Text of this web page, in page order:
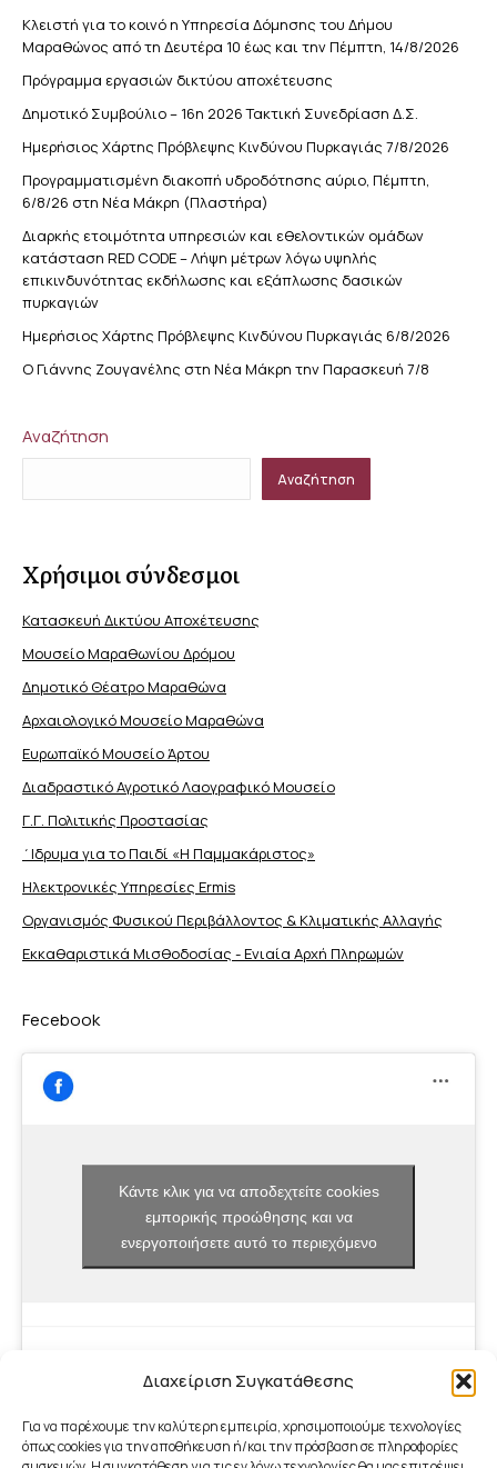
Διαχείριση Συγκατάθεσης
Για να παρέχουμε την καλύτερη εμπειρία, χρησιμοποιούμε τεχνολογίες
όπως cookies για την αποθήκευση ή/και την πρόσβαση σε πληροφορίες
Κλειστή για το κοινό η Υπηρεσία Δόμησης του Δήμου
Μαραθώνος από τη Δευτέρα 10 έως και την Πέμπτη, 14/8/2026
Πρόγραμμα εργασιών δικτύου αποχέτευσης
Δημοτικό Συμβούλιο – 16η 2026 Τακτική Συνεδρίαση Δ.Σ.
Ημερήσιος Χάρτης Πρόβλεψης Κινδύνου Πυρκαγιάς 7/8/2026
Προγραμματισμένη διακοπή υδροδότησης αύριο, Πέμπτη,
6/8/26 στη Νέα Μάκρη (Πλαστήρα)
Διαρκής ετοιμότητα υπηρεσιών και εθελοντικών ομάδων
κατάσταση RED CODE – Λήψη μέτρων λόγω υψηλής
επικινδυνότητας εκδήλωσης και εξάπλωσης δασικών
πυρκαγιών
Ημερήσιος Χάρτης Πρόβλεψης Κινδύνου Πυρκαγιάς 6/8/2026
Ο Γιάννης Ζουγανέλης στη Νέα Μάκρη την Παρασκευή 7/8
Αναζήτηση
Αναζήτηση
Χρήσιμοι σύνδεσμοι
Κατασκευή Δικτύου Αποχέτευσης
Μουσείο Μαραθωνίου Δρόμου
Δημοτικό Θέατρο Μαραθώνα
Αρχαιολογικό Μουσείο Μαραθώνα
Ευρωπαϊκό Μουσείο Άρτου
Διαδραστικό Αγροτικό Λαογραφικό Μουσείο
Γ.Γ. Πολιτικής Προστασίας
΄Ιδρυμα για το Παιδί «Η Παμμακάριστος»
Ηλεκτρονικές Υπηρεσίες Ermis
Οργανισμός Φυσικού Περιβάλλοντος & Κλιματικής Aλλαγής
Εκκαθαριστικά Μισθοδοσίας - Ενιαία Αρχή Πληρωμών
Fecebook
Κάντε κλικ για να αποδεχτείτε cookies
εμπορικής προώθησης και να
ενεργοποιήσετε αυτό το περιεχόμενο